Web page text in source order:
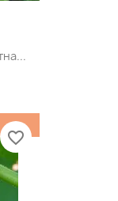
favorite_border